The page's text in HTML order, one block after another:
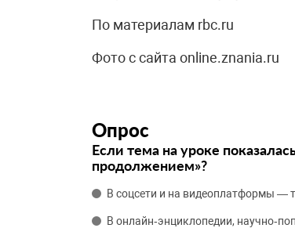
​По материалам rbc.ru
Фото с сайта online.znania.ru
Опрос
Если тема на уроке
продолжением»?
В соцсети и на видеоплатформы —
В онлайн‑энциклопедии,